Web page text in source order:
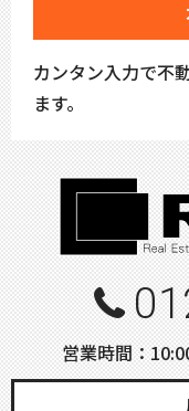
カンタン入力で不
ます。
営業時間：